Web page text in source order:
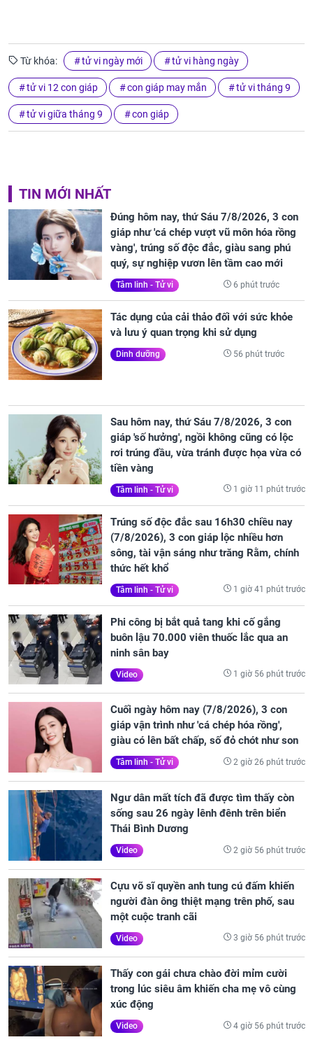
Từ khóa: tử vi ngày mới tử vi hàng ngày
tử vi 12 con giáp con giáp may mắn tử vi tháng 9
tử vi giữa tháng 9 con giáp
TIN MỚI NHẤT
Đúng hôm nay, thứ Sáu 7/8/2026, 3 con
giáp như 'cá chép vượt vũ môn hóa rồng
vàng', trúng số độc đắc, giàu sang phú
quý, sự nghiệp vươn lên tầm cao mới
Tâm linh - Tử vi 6 phút trước
Tác dụng của cải thảo đối với sức khỏe
và lưu ý quan trọng khi sử dụng
Dinh dưỡng 56 phút trước
Sau hôm nay, thứ Sáu 7/8/2026, 3 con
giáp 'số hưởng', ngồi không cũng có lộc
rơi trúng đầu, vừa tránh được họa vừa có
tiền vàng
Tâm linh - Tử vi 1 giờ 11 phút trước
Trúng số độc đắc sau 16h30 chiều nay
(7/8/2026), 3 con giáp lộc nhiều hơn
sông, tài vận sáng như trăng Rằm, chính
thức hết khổ
Tâm linh - Tử vi 1 giờ 41 phút trước
Phi công bị bắt quả tang khi cố gắng
buôn lậu 70.000 viên thuốc lắc qua an
ninh sân bay
Video 1 giờ 56 phút trước
Cuối ngày hôm nay (7/8/2026), 3 con
giáp vận trình như 'cá chép hóa rồng',
giàu có lên bất chấp, số đỏ chót như son
Tâm linh - Tử vi 2 giờ 26 phút trước
Ngư dân mất tích đã được tìm thấy còn
sống sau 26 ngày lênh đênh trên biển
Thái Bình Dương
Video 2 giờ 56 phút trước
Cựu võ sĩ quyền anh tung cú đấm khiến
người đàn ông thiệt mạng trên phố, sau
một cuộc tranh cãi
Video 3 giờ 56 phút trước
Thấy con gái chưa chào đời mỉm cười
trong lúc siêu âm khiến cha mẹ vô cùng
xúc động
Video 4 giờ 56 phút trước